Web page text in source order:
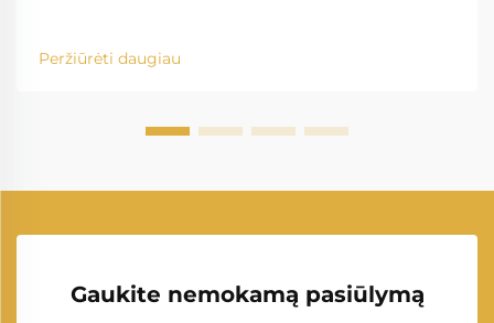
Peržiūrėti daugiau
Gaukite nemokamą pasiūlymą